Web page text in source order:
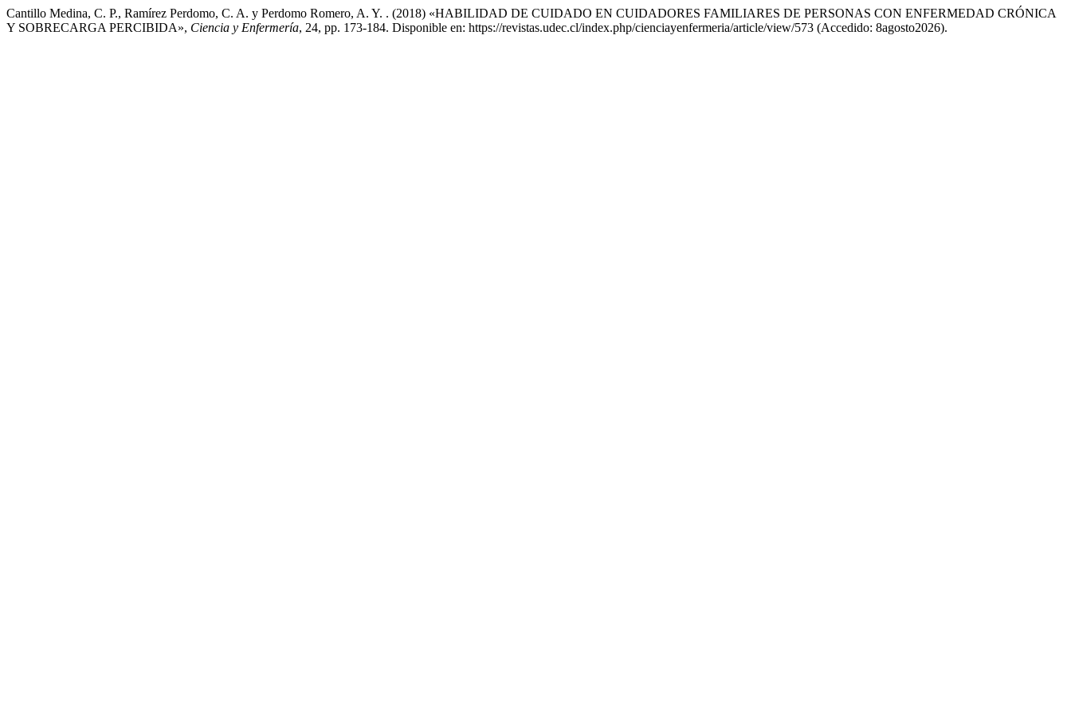
Cantillo Medina, C. P., Ramírez Perdomo, C. A. y Perdomo Romero, A. Y. . (2018) «HABILIDAD DE CUIDADO EN CUIDADORES FAMILIARES DE PERSONAS CON ENFERMEDAD CRÓNICA
Y SOBRECARGA PERCIBIDA», Ciencia y Enfermería, 24, pp. 173-184. Disponible en: https://revistas.udec.cl/index.php/cienciayenfermeria/article/view/573 (Accedido: 8agosto2026).